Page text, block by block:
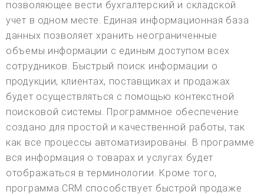
позволяющее вести бухгалтерский и складской
учет в одном месте. Единая информационная база
данных позволяет хранить неограниченные
объемы информации с единым доступом всех
сотрудников. Быстрый поиск информации о
продукции, клиентах, поставщиках и продажах
будет осуществляться с помощью контекстной
поисковой системы. Программное обеспечение
создано для простой и качественной работы, так
как все процессы автоматизированы. В программе
вся информация о товарах и услугах будет
отображаться в терминологии. Кроме того,
программа CRM способствует быстрой продаже